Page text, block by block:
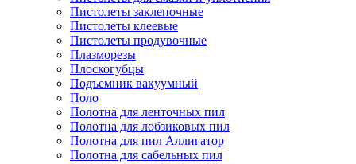
Пистолеты заклепочные
Пистолеты клеевые
Пистолеты продувочные
Плазморезы
Плоскогубцы
Подъемник вакуумный
Поло
Полотна для ленточных пил
Полотна для лобзиковых пил
Полотна для пил Аллигатор
Полотна для сабельных пил